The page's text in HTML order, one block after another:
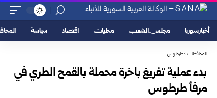
أخبار سوريا مجلس الشعب محليات اقتصاد سياسة
المحافظات>طرطوس
بدء عملية تفريغ باخرة محملة بالقمح الطري في
مرفأ طرطوس